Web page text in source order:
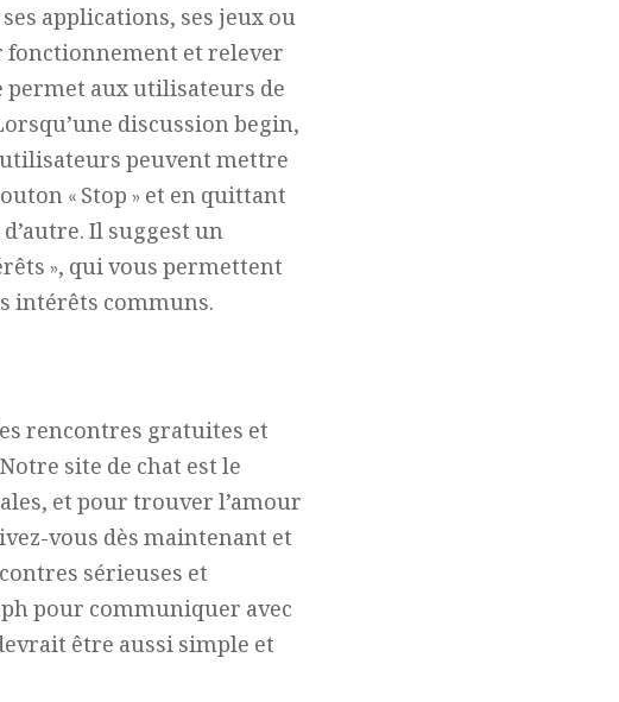
applications, ses jeux ou
fonctionnement et relever
aux utilisateurs de
discussion begin,
utilisateurs peuvent mettre
« Stop » et en quittant
Il suggest un
», qui vous permettent
intérêts communs.
rencontres gratuites et
site de chat est le
et pour trouver l’amour
vous dès maintenant et
sérieuses et
pour communiquer avec
être aussi simple et